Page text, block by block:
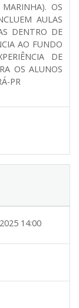
OS
AULAS
DENTRO DE
AO FUNDO
DE
OS ALUNOS
PR
14:00